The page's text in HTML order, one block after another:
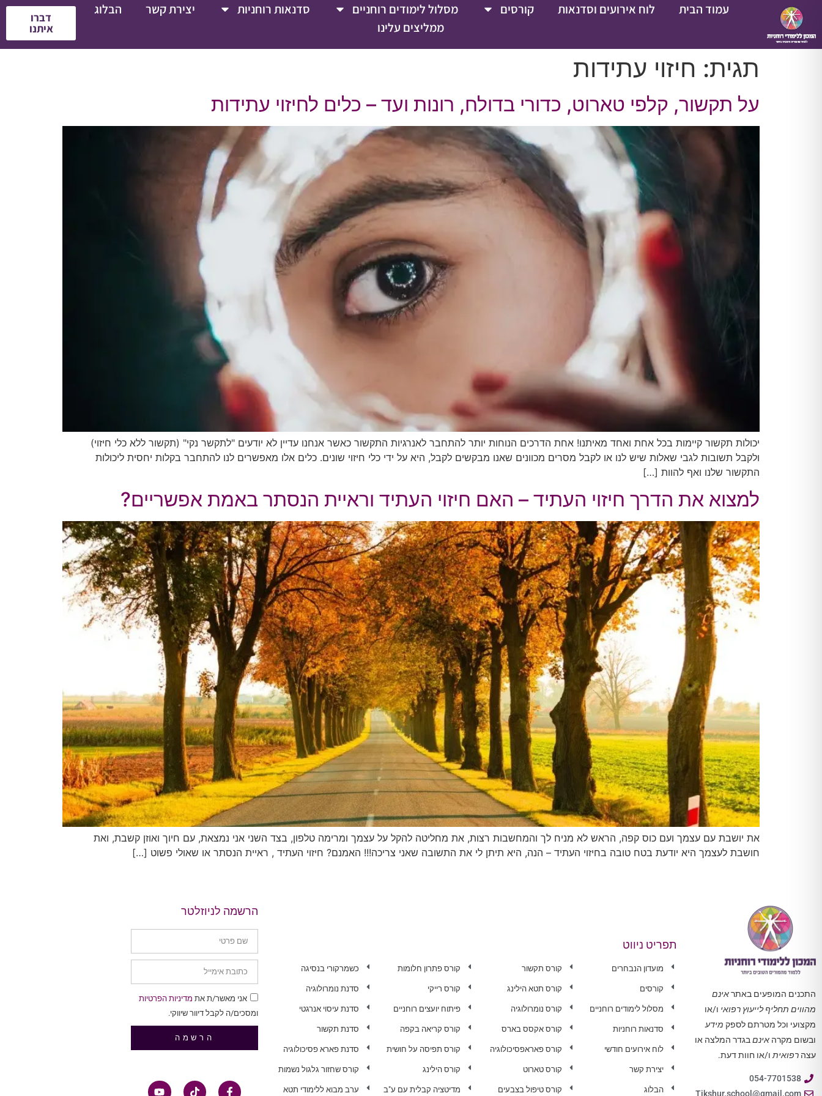
עמוד הבית לוח אירועים וסדנאות קורסים מסלול לימודים רוחניים סדנאות רוחניות יצירת קשר
הבלוג
ממליצים עלינו
דברו
איתנו
תגית: חיזוי עתידות
על תקשור, קלפי טארוט, כדורי בדולח, רונות ועד – כלים לחיזוי עתידות
יכולות תקשור קיימות בכל אחת ואחד מאיתנו! אחת הדרכים הנוחות יותר להתחבר לאנרגיות התקשור כאשר אנחנו עדיין לא יודעים "לתקשר נקי" (תקשור ללא כלי חיזוי)
ולקבל תשובות לגבי שאלות שיש לנו או לקבל מסרים מכוונים שאנו מבקשים לקבל, היא על ידי כלי חיזוי שונים. כלים אלו מאפשרים לנו להתחבר בקלות יחסית ליכולות
התקשור שלנו ואף להוות […]
למצוא את הדרך חיזוי העתיד – האם חיזוי העתיד וראיית הנסתר באמת אפשריים?
את יושבת עם עצמך ועם כוס קפה, הראש לא מניח לך והמחשבות רצות, את מחליטה להקל על עצמך ומרימה טלפון, בצד השני אני נמצאת, עם חיוך ואוזן קשבת, ואת
חושבת לעצמך היא יודעת בטח טובה בחיזוי העתיד – הנה, היא תיתן לי את התשובה שאני צריכה!!! האמנם? חיזוי העתיד , ראיית הנסתר או שאולי פשוט […]
התכנים המופעים באתראינם
מהווים תחליף לייעוץ רפואי ו/או
מקצועי וכל מטרתם לספק מידע
ובשום מקרה אינםבגדר המלצה או
עצה רפואיתו/או חוות דעת.
054-7701538
Tikshur.school@gmail.com
תפריט ניווט
מועדון הנבחרים
קורסים
מסלול לימודים רוחניים
סדנאות רוחניות
לוח אירועים חודשי
יצירת קשר
הבלוג
קורס תקשור
קורס תטא הילינג
קורס נומרולוגיה
קורס אקסס בארס
קורס פאראפסיכולוגיה
קורס טארוט
קורס טיפול בצבעים
קורס פתרון חלומות
קורס רייקי
פיתוח יועצים רוחניים
קורס קריאה בקפה
קורס תפיסה על חושית
קורס הילינג
מדיטציה קבלית עם ע"ב
כשמרקורי בנסיגה
סדנת נומרולוגיה
סדנת עיסוי אנרגטי
סדנת תקשור
סדנת פארא פסיכולוגיה
קורס שחזור גלגול נשמות
ערב מבוא ללימודי תטא
הרשמה לניוזלטר
אני מאשר/ת את מדיניות הפרטיות
ומסכים/ה לקבל דיוור שיווקי.
הרשמה